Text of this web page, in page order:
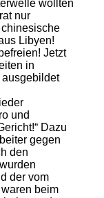
wollten
nur
Libyen!
Jetzt
in
ausgebildet
und
Dazu
gegen
den
der vom
beim